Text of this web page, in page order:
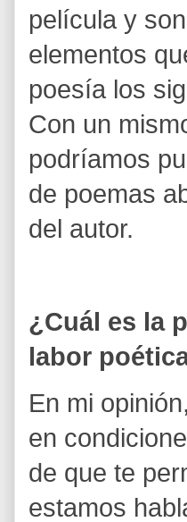
película y
elementos
poesía los
Con un
podríamos
de poemas
del autor.
¿Cuál es la
labor
En mi
en
de que te
estamos